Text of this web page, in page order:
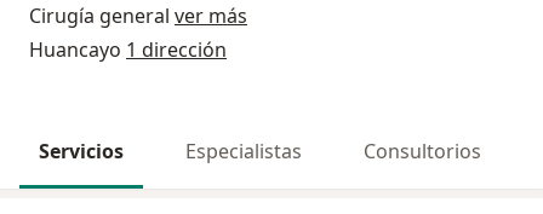
Cirugía general ver más
Huancayo 1 dirección
Servicios Especialistas Consultorios